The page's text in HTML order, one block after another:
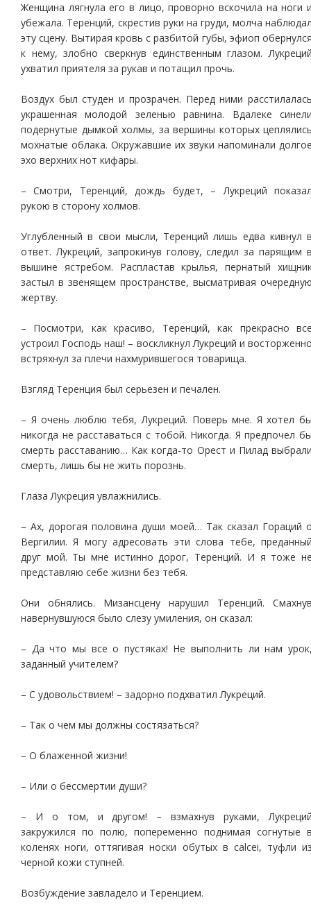
Женщина лягнула его в лицо, проворно вскочила на ноги
убежала. Теренций, скрестив руки на груди, молча
эту сцену. Вытирая кровь с разбитой губы, эфиоп
к нему, злобно сверкнув единственным глазом.
ухватил приятеля за рукав и потащил прочь.
Воздух был студен и прозрачен. Перед ними
украшенная молодой зеленью равнина. Вдалеке
подернутые дымкой холмы, за вершины которых
мохнатые облака. Окружавшие их звуки напоминали
эхо верхних нот кифары.
– Смотри, Теренций, дождь будет, – Лукреций
рукою в сторону холмов.
Углубленный в свои мысли, Теренций лишь едва кивнул
ответ. Лукреций, запрокинув голову, следил за парящим
вышине ястребом. Распластав крылья, пернатый
застыл в звенящем пространстве, высматривая
жертву.
– Посмотри, как красиво, Теренций, как прекрасно
устроил Господь наш! – воскликнул Лукреций и
встряхнул за плечи нахмурившегося товарища.
Взгляд Теренция был серьезен и печален.
– Я очень люблю тебя, Лукреций. Поверь мне. Я хотел
никогда не расставаться с тобой. Никогда. Я предпочел
смерть расставанию… Как когда-то Орест и Пилад
смерть, лишь бы не жить порознь.
Глаза Лукреция увлажнились.
– Ах, дорогая половина души моей… Так сказал Гораций
Вергилии. Я могу адресовать эти слова тебе,
друг мой. Ты мне истинно дорог, Теренций. И я тоже
представляю себе жизни без тебя.
Они обнялись. Мизансцену нарушил Теренций.
навернувшуюся было слезу умиления, он сказал:
– Да что мы все о пустяках! Не выполнить ли нам
заданный учителем?
– С удовольствием! – задорно подхватил Лукреций.
– Так о чем мы должны состязаться?
– О блаженной жизни!
– Или о бессмертии души?
– И о том, и другом! – взмахнув руками,
закружился по полю, попеременно поднимая согнутые
коленях ноги, оттягивая носки обутых в calcei, туфли
черной кожи ступней.
Возбуждение завладело и Теренцием.